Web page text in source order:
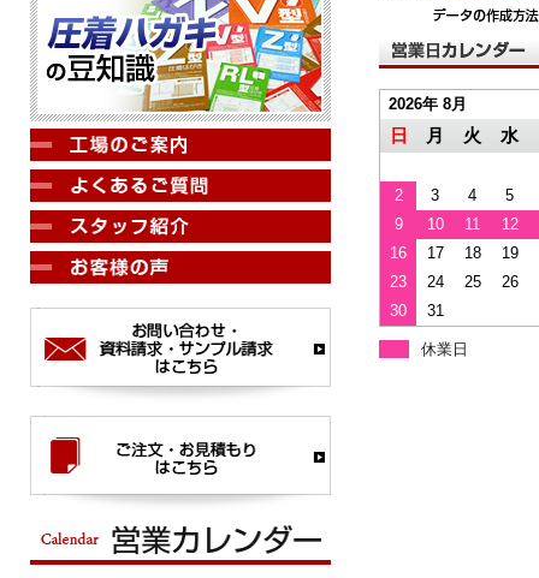
2026年 8月
日 月 火 水
2 3 4
5
9
10 11
12
16
17 18
19
23
24 25
26
30
31
休業日